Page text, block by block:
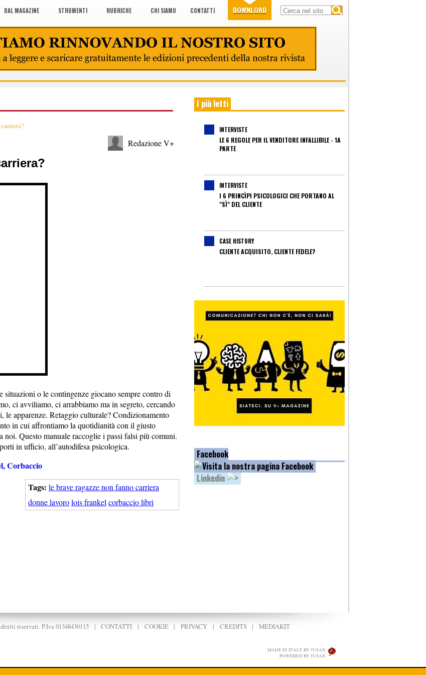
DAL MAGAZINE STRUMENTI RUBRICHE CHI SIAMO CONTATTI DOWNLOAD
Redazione V+
situazioni o le contingenze giocano sempre contro di
ci avviliamo, ci arrabbiamo ma in segreto, cercando
le apparenze. Retaggio culturale? Condizionamento
in cui affrontiamo la quotidianità con il giusto
noi. Questo manuale raccoglie i passi falsi più comuni.
in ufficio, all’autodifesa psicologica.
Corbaccio
Tags: le brave ragazze non fanno carriera
donne lavorolois frankel corbaccio libri
I più letti
INTERVISTE
LE 6 REGOLE PER IL VENDITORE INFALLIBILE - 1A
PARTE
INTERVISTE
I 6 PRINCÌPI PSICOLOGICI CHE PORTANO AL
"SÌ" DEL CLIENTE
CASE HISTORY
CLIENTE ACQUISITO, CLIENTE FEDELE?
Facebook
Linkedin
riservati. P.Iva 01348430115 |CONTATTI | COOKIE|PRIVACY | CREDITS| MEDIAKIT
MADE IN ITALY BY JUSAN
POWERED BY JUSAN